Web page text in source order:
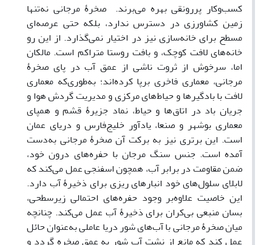
کسب‌وکار پررونقی بهره می‌برند. صخرۀ مرجانی نه‌تنها
زمین کشاورزی در دسترس ندارد، بلکه حتی عرصه‌ای
مسطح برای خانه‌سازی نیز در اختیار نمی‌گذارد. از این رو
خانه‌های لافت کوچک، و بافت روستا متراکم است. مالکان
اما، سرخوش از ثروت ناشی از عمق آب در پای صخرۀ
مرجانی، معماری فاخری برپا کرده‌اند؛ به‌طوری‌که معماری
لافت با بادگیرها و حیاط‌های مرکزی و مدیریت گردش هوا و
جریان باد در اتاق‌ها و حیاط، نماد جزیرۀ قشم و همپای
معماری بوشهر و صنعا، یادآور خلیج‌فارس و دریای عمان
است. این برتری نیز به برکت آن صخرۀ مرجانی به‌دست
آمده است. جنس سنگ مرجان با حفره‌های درون خود،
ضمن مقاومت در برابر آب، همچون اسفنجی عمل می‌کند که
لابلای سلول‌های خود انبارهای ریزی برای ذخیرۀ آب دارد.
این خاصیت علاوه‌بر وجود حفره‌های احتمالی زیرسطحی،
بسان منبعی بی‌کران برای ذخیرۀ آب عمل می‌کند. چنانچه
میان صخرۀ مرجانی با آب‌های شور دریا عاملی به‌عنوان حائل